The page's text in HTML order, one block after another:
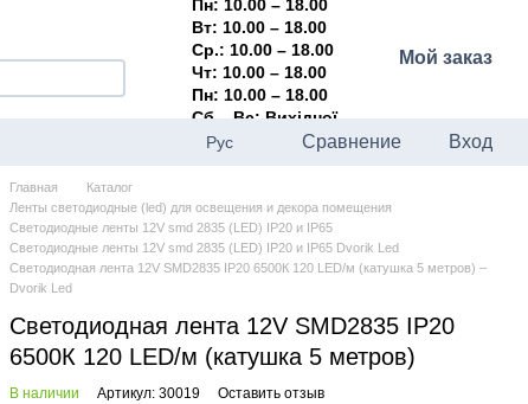
Пн: 10.00 – 18.00
Вт: 10.00 – 18.00
Ср.: 10.00 – 18.00
Чт: 10.00 – 18.00
Пн: 10.00 – 18.00
Сб – Вс: Вихідної
Мой заказ
Рус Сравнение Вход
Главная
Каталог
Ленты светодиодные (led) для освещения и декора помещения
Светодиодные ленты 12V smd 2835 (LED) IP20 и IP65
Светодиодные ленты 12V smd 2835 (LED) IP20 и IP65 Dvorik Led
Светодиодная лента 12V SMD2835 IP20 6500К 120 LED/м (катушка 5 метров) –
Dvorik Led
Светодиодная лента 12V SMD2835 IP20
6500К 120 LED/м (катушка 5 метров)
В наличии Артикул: 30019 Оставить отзыв